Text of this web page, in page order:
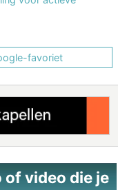
favoriet
of video die je